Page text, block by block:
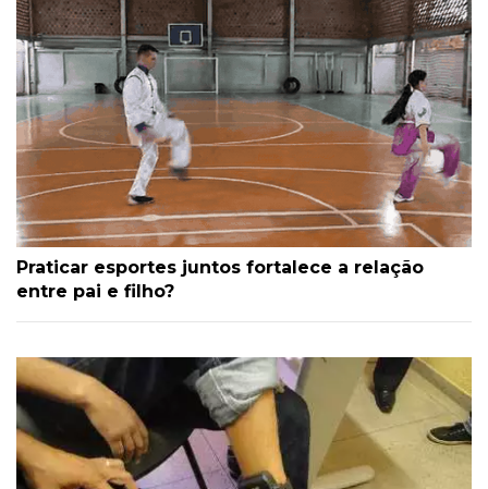
Praticar esportes juntos fortalece a relação
entre pai e filho?